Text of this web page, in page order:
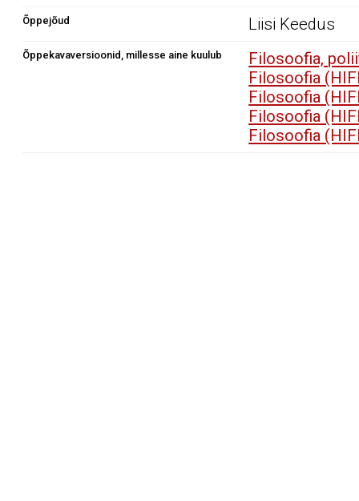
Õppejõud Liisi Keedus
Õppekavaversioonid, millesse aine kuulub
Filosoofia,
Filosoofia
Filosoofia
Filosoofia
Filosoofia